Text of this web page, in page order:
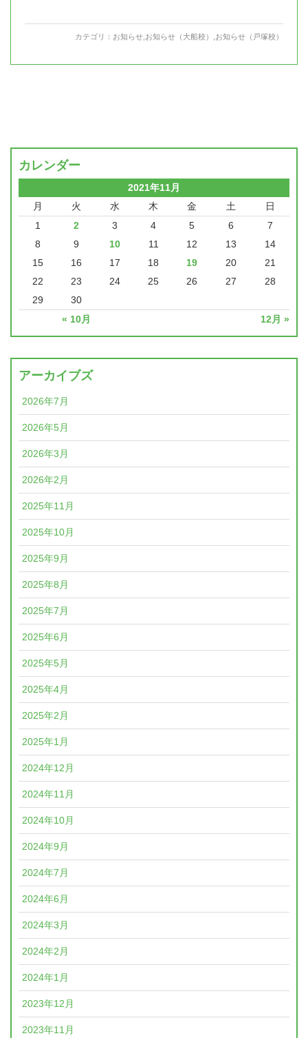
カテゴリ： お知らせ お知らせ（大船校） お知らせ（戸塚校）
カレンダー
2021年11月
月
火 水 木 金 土 日
« 10月 12月 »
1 2 3 4 5 6
7
8
9 10 11 12 13
14
15
16 17 18 19 20
21
22
23 24 25 26 27
28
29
30
アーカイブズ
2026年7月
2026年5月
2026年3月
2026年2月
2025年11月
2025年10月
2025年9月
2025年8月
2025年7月
2025年6月
2025年5月
2025年4月
2025年2月
2025年1月
2024年12月
2024年11月
2024年10月
2024年9月
2024年7月
2024年6月
2024年3月
2024年2月
2024年1月
2023年12月
2023年11月